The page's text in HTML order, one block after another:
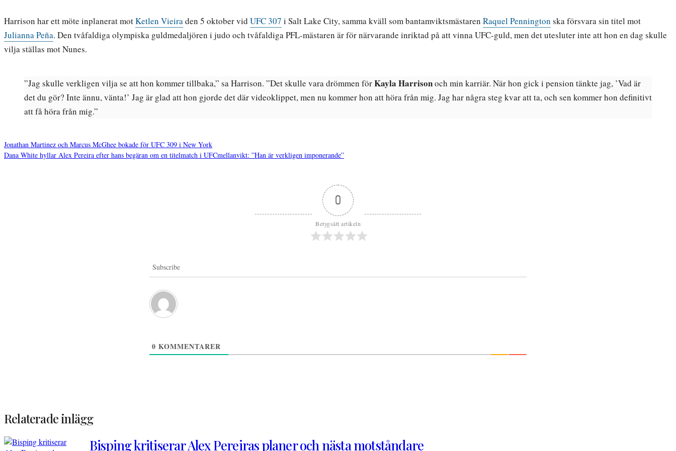
Harrison har ett möte inplanerat motKetlen Vieiraden 5 oktober vid UFC 307 i Salt Lake City, samma kväll som bantamviktsmästaren Raquel Pennington ska försvara sin titel mot
Julianna Peña. Den tvåfaldiga olympiska guldmedaljören i judo och tvåfaldiga PFL-mästaren är för närvarande inriktad på att vinna UFC-guld, men det utesluter inte att hon en dag skulle
vilja ställas mot Nunes.
”Jag skulle verkligen vilja se att hon kommer tillbaka,” sa Harrison. ”Det skulle vara drömmen förKayla Harrisonoch min karriär. När hon gick i pension tänkte jag, ’Vad är
det du gör? Inte ännu, vänta!’ Jag är glad att hon gjorde det där videoklippet, men nu kommer hon att höra från mig. Jag har några steg kvar att ta, och sen kommer hon definitivt
att få höra från mig.”
Jonathan Martinez och Marcus McGhee bokade för UFC 309 i New York
Dana White hyllar Alex Pereira efter hans begäran om en titelmatch i UFCmellanvikt: ”Han är verkligen imponerande”
0
Betygsätt artikeln
Subscribe
0 KOMMENTARER
Relaterade inlägg
Bisping kritiserar Alex Pereiras planer och nästa motståndare